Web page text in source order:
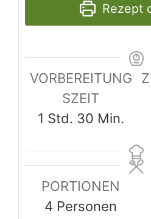
Rezept
VORBEREITUNG
SZEIT
1 Stunde
Std. 30Minuten
Min.
PORTIONEN
4 Personen